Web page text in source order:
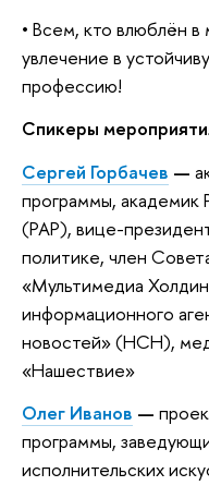
• сем, кто влюблён в
увлечение в
профессию!
Спикеры
Сергей Горбаче —
программы, академик
(РАР), вице-
политике, член
«Мультимедиа
информационного
новостей» (НСН),
«Нашествие»
Олег Ивано —
программы,
исполнительских